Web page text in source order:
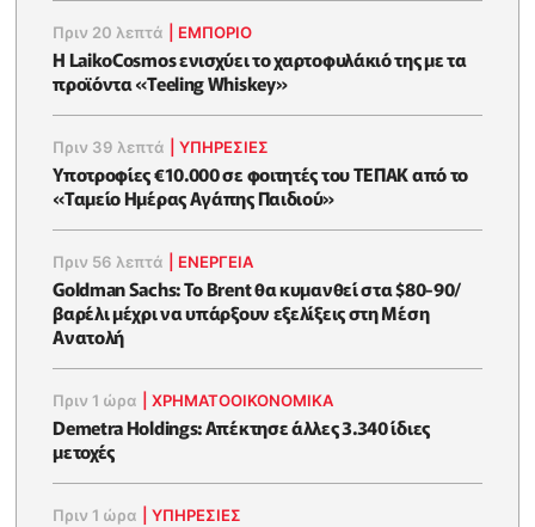
Πριν 20 λεπτά ΕΜΠΟΡΙΟ
Η LaikoCosmos ενισχύει το χαρτοφυλάκιό της με τα
προϊόντα «Teeling Whiskey»
Πριν 39 λεπτά |ΥΠΗΡΕΣΙΕΣ
Υποτροφίες €10.000 σε φοιτητές του ΤΕΠΑΚ από το
«Ταμείο Ημέρας Αγάπης Παιδιού»
Πριν 56 λεπτά ΕΝΈΡΓΕΙΑ
Goldman Sachs: Το Brent θα κυμανθεί στα $80-90/
βαρέλι μέχρι να υπάρξουν εξελίξεις στη Μέση
Ανατολή
Πριν 1 ώρα |ΧΡΗΜΑΤΟΟΙΚΟΝΟΜΙΚΆ
Demetra Holdings: Απέκτησε άλλες 3.340 ίδιες
μετοχές
Πριν 1 ώρα |ΥΠΗΡΕΣΙΕΣ